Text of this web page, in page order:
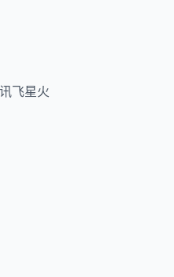
飞星火